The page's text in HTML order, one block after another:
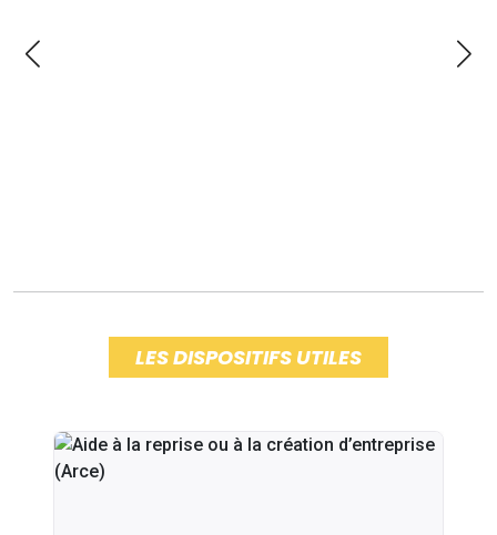
LES DISPOSITIFS UTILES